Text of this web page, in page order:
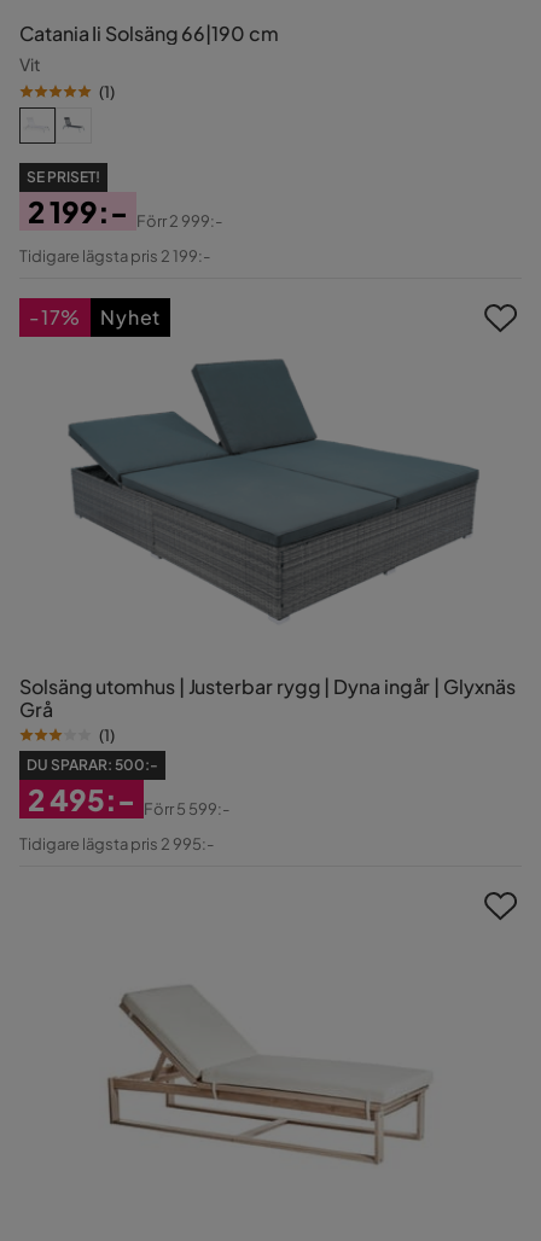
Catania Ii Solsäng 66|190 cm
Vit
(1)
SE PRISET!
Pris
2 199:-
Original
Förr2 999:-
Tidigare lägsta pris 2 199:-
Solsäng utomhus | Justerbar rygg | Dyna ingår | Glyxnäs
Grå
(1)
DU SPARAR: 500:-
Rabatterat
2 495:-
Original
Förr5 599:-
Tidigare lägsta pris 2 995:-
-17% Nyhet